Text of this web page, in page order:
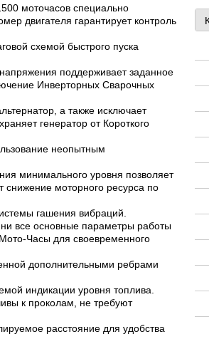
моточасов специально
двигателя гарантирует контроль
схемой быстрого пуска
поддерживает заданное
Инверторных Сварочных
а также исключает
генератор от Короткого
неопытным
минимального уровня позволяет
снижение моторного ресурса по
гашения вибраций.
все основные параметры работы
Часы для своевременного
дополнительными ребрами
индикации уровня топлива.
к проколам, не требуют
расстояние для удобства